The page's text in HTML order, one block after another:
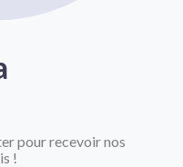
pour recevoir nos
!